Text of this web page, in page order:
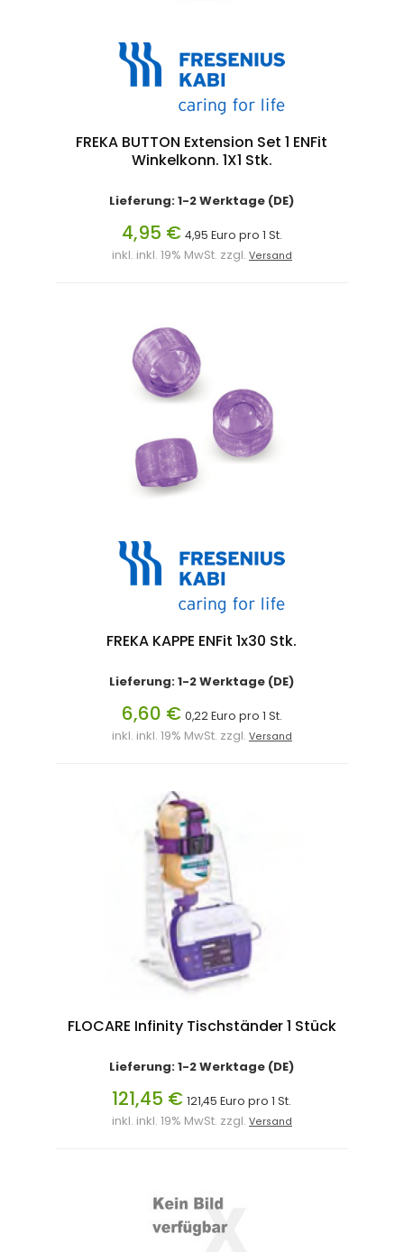
FREKA BUTTON Extension Set 1 ENFit
Winkelkonn. 1X1 Stk.
Lieferung: 1-2 Werktage (DE)
4,95 € 4,95 Euro pro 1 St.
inkl. inkl. 19% MwSt. zzgl. Versand
FREKA KAPPE ENFit 1x30 Stk.
Lieferung: 1-2 Werktage (DE)
6,60 € 0,22 Euro pro 1 St.
inkl. inkl. 19% MwSt. zzgl. Versand
FLOCARE Infinity Tischständer 1 Stück
Lieferung: 1-2 Werktage (DE)
121,45 € 121,45 Euro pro 1 St.
inkl. inkl. 19% MwSt. zzgl. Versand